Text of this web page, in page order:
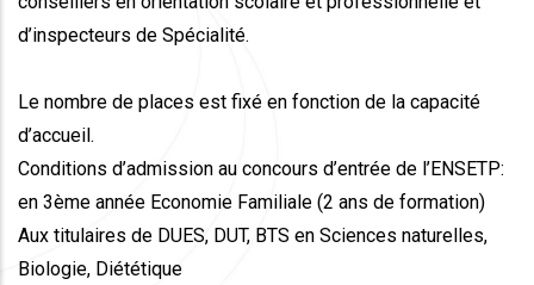
d’inspecteurs de Spécialité.
Le nombre de places est fixé en fonction de la capacité
d’accueil.
Conditions d’admission au concours d’entrée de l’ENSETP:
en 3ème année Economie Familiale (2 ans de formation)
Aux titulaires de DUES, DUT, BTS en Sciences naturelles,
Biologie, Diététique